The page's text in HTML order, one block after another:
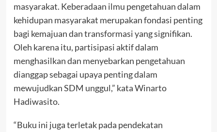
masyarakat. Keberadaan ilmu pengetahuan dalam
kehidupan masyarakat merupakan fondasi penting
bagi kemajuan dan transformasi yang signifikan.
Oleh karena itu, partisipasi aktif dalam
menghasilkan dan menyebarkan pengetahuan
dianggap sebagai upaya penting dalam
mewujudkan SDM unggul,” kata Winarto
Hadiwasito.
“Buku ini juga terletak pada pendekatan